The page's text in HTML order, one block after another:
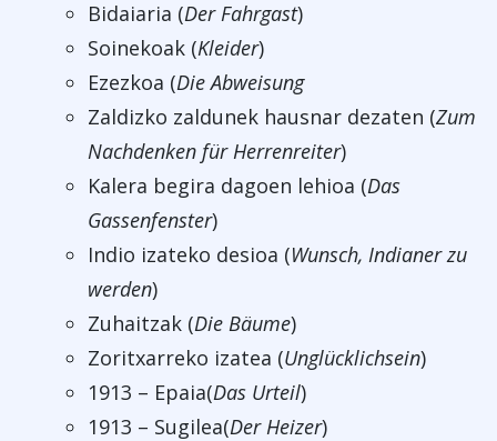
Bidaiaria (Der Fahrgast)
Soinekoak (Kleider)
Ezezkoa (Die Abweisung
Zaldizko zaldunek hausnar dezaten (Zum
Nachdenken für Herrenreiter)
Kalera begira dagoen lehioa (Das
Gassenfenster)
Indio izateko desioa (Wunsch, Indianer zu
werden)
Zuhaitzak (Die Bäume)
Zoritxarreko izatea (Unglücklichsein)
1913 – Epaia(Das Urteil)
1913 – Sugilea(Der Heizer)